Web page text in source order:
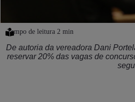
De autoria da vereadora Dani
reservar 20% das vagas de